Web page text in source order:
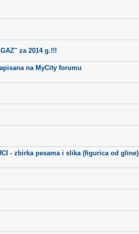
za 2014 g.!!!
na MyCity forumu
- zbirka pesama i slika (figurica od gline)